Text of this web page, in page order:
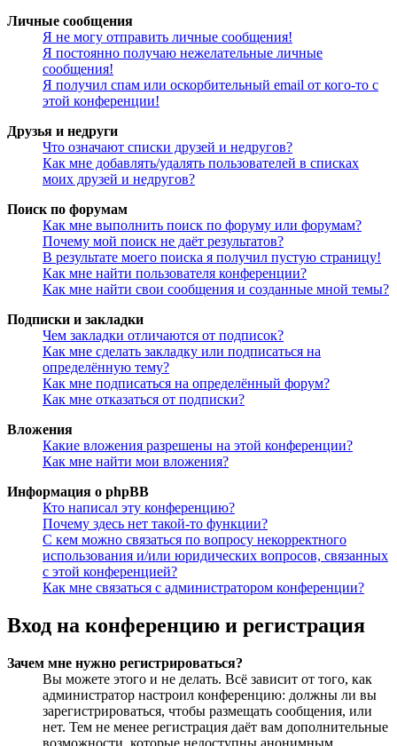
Личные сообщения
Я не могу отправить личные сообщения!
Я постоянно получаю нежелательные личные
сообщения!
Я получил спам или оскорбительный email от кого-то с
этой конференции!
Друзья и недруги
Что означают списки друзей и недругов?
Как мне добавлять/удалять пользователей в списках
моих друзей и недругов?
Поиск по форумам
Как мне выполнить поиск по форуму или форумам?
Почему мой поиск не даёт результатов?
В результате моего поиска я получил пустую страницу!
Как мне найти пользователя конференции?
Как мне найти свои сообщения и созданные мной темы?
Подписки и закладки
Чем закладки отличаются от подписок?
Как мне сделать закладку или подписаться на
определённую тему?
Как мне подписаться на определённый форум?
Как мне отказаться от подписки?
Вложения
Какие вложения разрешены на этой конференции?
Как мне найти мои вложения?
Информация о phpBB
Кто написал эту конференцию?
Почему здесь нет такой-то функции?
С кем можно связаться по вопросу некорректного
использования и/или юридических вопросов, связанных
с этой конференцией?
Как мне связаться с администратором конференции?
Вход на конференцию и регистрация
Зачем мне нужно регистрироваться?
Вы можете этого и не делать. Всё зависит от того, как
администратор настроил конференцию: должны ли вы
зарегистрироваться, чтобы размещать сообщения, или
нет. Тем не менее регистрация даёт вам дополнительные
возможности, которые недоступны анонимным